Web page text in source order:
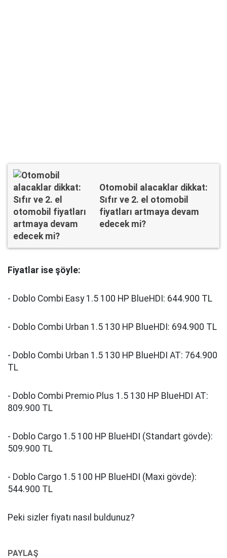
Otomobil alacaklar dikkat:
Sıfır ve 2. el otomobil
fiyatları artmaya devam
edecek mi?
Fiyatlar ise şöyle:
- Doblo Combi Easy 1.5 100 HP BlueHDI: 644.900 TL
- Doblo Combi Urban 1.5 130 HP BlueHDI: 694.900 TL
- Doblo Combi Urban 1.5 130 HP BlueHDI AT: 764.900
TL
- Doblo Combi Premio Plus 1.5 130 HP BlueHDI AT:
809.900 TL
- Doblo Cargo 1.5 100 HP BlueHDI (Standart gövde):
509.900 TL
- Doblo Cargo 1.5 100 HP BlueHDI (Maxi gövde):
544.900 TL
Peki sizler fiyatı nasıl buldunuz?